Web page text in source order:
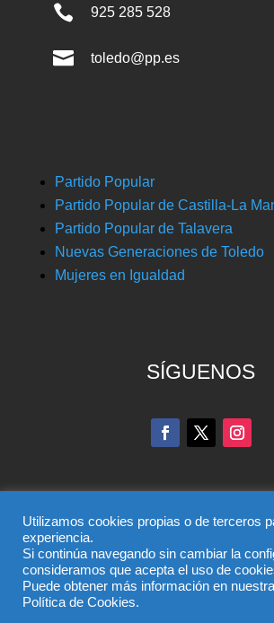
 925 285 528
 toledo@pp.es
Partido Popular
Partido Popular de Castilla-La
Partido Popular de Talavera
Nuevas Generaciones de Toledo
Mujeres en Igualdad
SÍGUENOS
© Partido Popular de Toledo – C/
Toledo, Teléfono 925 285
El uso de este sitio implica la aceptación
Utilizamos cookies propias o de terceros
experiencia.
Si continúa navegando sin cambiar la
consideramos que acepta el uso de
Puede obtener más información en
Política de Cookies.